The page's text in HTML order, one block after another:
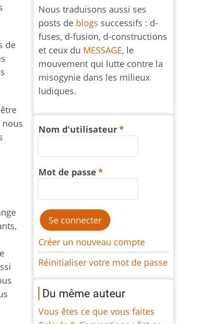
de
Nous traduisons aussi ses
posts de blogs successifs : d-
fuses, d-fusion, d-constructions
et ceux du MESSAGE, le
mouvement qui lutte contre la
misogynie dans les milieux
ludiques.
Nom d'utilisateur
Mot de passe
Créer un nouveau compte
Réinitialiser votre mot de passe
Du même auteur
Vous êtes ce que vous faites